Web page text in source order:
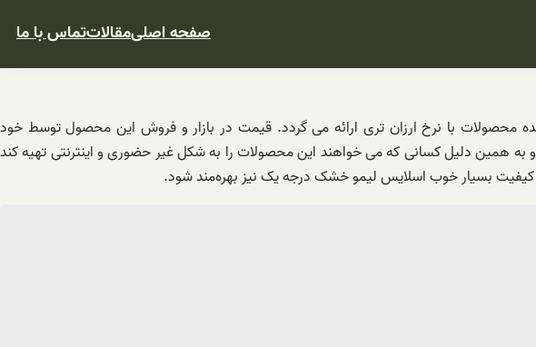
صفحه اصلیمقالاتتماس با ما
محصولات با نرخ ارزان تری ارائه می گردد. قیمت در بازار و فروش این محصول توسط خود
به همین دلیل کسانی که می خواهند این محصولات را به شکل غیر حضوری و اینترنتی تهیه کند
کیفیت بسیار خوب اسلایس لیمو خشک درجه یک نیز بهره‌مند شود.